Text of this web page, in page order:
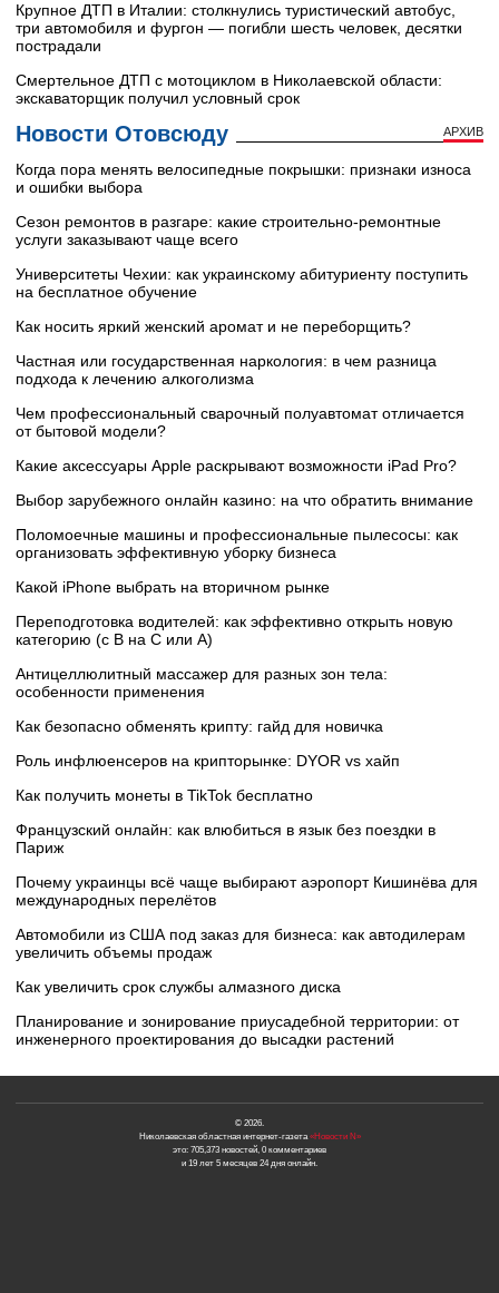
Крупное ДТП в Италии: столкнулись туристический автобус,
три автомобиля и фургон — погибли шесть человек, десятки
пострадали
Смертельное ДТП с мотоциклом в Николаевской области:
экскаваторщик получил условный срок
Новости Отовсюду АРХИВ
Когда пора менять велосипедные покрышки: признаки износа
и ошибки выбора
Сезон ремонтов в разгаре: какие строительно-ремонтные
услуги заказывают чаще всего
Университеты Чехии: как украинскому абитуриенту поступить
на бесплатное обучение
Как носить яркий женский аромат и не переборщить?
Частная или государственная наркология: в чем разница
подхода к лечению алкоголизма
Чем профессиональный сварочный полуавтомат отличается
от бытовой модели?
Какие аксессуары Apple раскрывают возможности iPad Pro?
Выбор зарубежного онлайн казино: на что обратить внимание
Поломоечные машины и профессиональные пылесосы: как
организовать эффективную уборку бизнеса
Какой iPhone выбрать на вторичном рынке
Переподготовка водителей: как эффективно открыть новую
категорию (с B на C или А)
Антицеллюлитный массажер для разных зон тела:
особенности применения
Как безопасно обменять крипту: гайд для новичка
Роль инфлюенсеров на крипторынке: DYOR vs хайп
Как получить монеты в TikTok бесплатно
Французский онлайн: как влюбиться в язык без поездки в
Париж
Почему украинцы всё чаще выбирают аэропорт Кишинёва для
международных перелётов
Автомобили из США под заказ для бизнеса: как автодилерам
увеличить объемы продаж
Как увеличить срок службы алмазного диска
Планирование и зонирование приусадебной территории: от
инженерного проектирования до высадки растений
© 2026.
Николаевская областная интернет-газета«Новости N»
это: 705,373 новостей, 0 комментариев
и 19 лет 5 месяцев 24 дня онлайн.